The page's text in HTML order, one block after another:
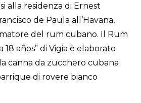
alla residenza di Ernest
de Paula all’Havana,
del rum cubano. Il Rum
18 años” di Vigia è elaborato
canna da zucchero cubana
di rovere bianco